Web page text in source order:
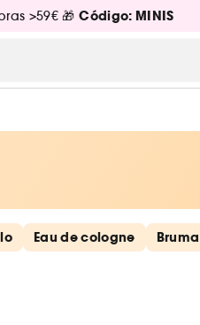
>59€ 🎁Código: MINIS
Eau de cologne